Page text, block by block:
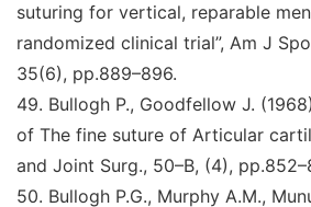
suturing for vertical, reparable
randomized clinical trial”, Am J
35(6), pp.889–896.
49. Bullogh P., Goodfellow J.
of The fine suture of Articular
and Joint Surg., 50–B, (4),
50. Bullogh P.G., Murphy A.M.,